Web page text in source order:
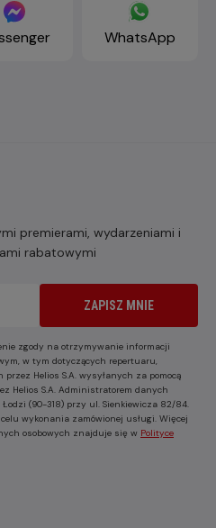
WhatsApp
premierami, wydarzeniami i
rabatowymi
ZAPISZ MNIE
zgody na otrzymywanie informacji
w tym dotyczących repertuaru,
Helios S.A. wysyłanych za pomocą
Helios S.A. Administratorem danych
(90-318) przy ul. Sienkiewicza 82/84.
wykonania zamówionej usługi. Więcej
osobowych znajduje się w Polityce